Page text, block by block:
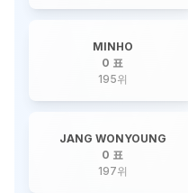
MINHO
0 표
195위
JANG WONYOUNG
0 표
197위